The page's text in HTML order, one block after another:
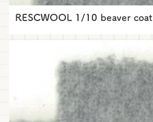
RESCWOOL 1/10 beaver coat